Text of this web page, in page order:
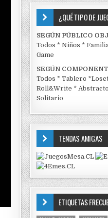
¿QUÉ TIPO DE
SEGÚN PÚBLICO
Todos *Niños *
Game
SEGÚN
Todos *Tablero *
Roll&Write *Abstracto
Solitario
TENDAS AMIGAS
ETIQUETAS